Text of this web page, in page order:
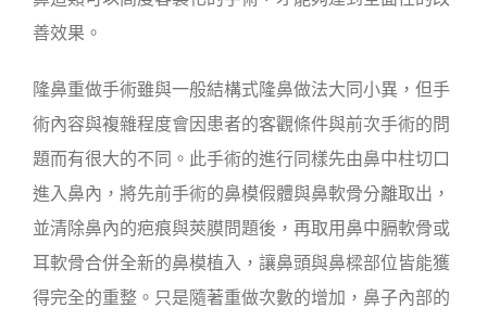
善效果。
隆鼻重做手術雖與一般結構式隆鼻做法大同小異，但手
術內容與複雜程度會因患者的客觀條件與前次手術的問
題而有很大的不同。此手術的進行同樣先由鼻中柱切口
進入鼻內，將先前手術的鼻模假體與鼻軟骨分離取出，
並清除鼻內的疤痕與莢膜問題後，再取用鼻中膈軟骨或
耳軟骨合併全新的鼻模植入，讓鼻頭與鼻樑部位皆能獲
得完全的重整。只是隨著重做次數的增加，鼻子內部的